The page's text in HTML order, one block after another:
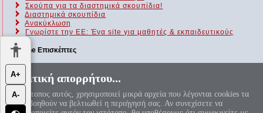
Σκούπα για τα διαστημικά σκουπίδια!
Διαστημικά σκουπίδια
Ανακύκλωση
Γνωρίστε την ΕΕ: Ένα site για μαθητές & εκπαιδευτικούς
Online Επισκέπτες
Αυτήν τη στιγμή επισκέπτονται τον ιστότοπό μας 45 guests και
κανένα μέλος
«Αεί ο Θεός ο Μέγας γεωμετρεί, το κύκλου μήκος ίνα
ορίση διαμέτρω, παρήγαγεν αριθμόν απέραντον, καί όν,
Πολιτική απορρήτου...
Ο ιστότοπος αυτός, χρησιμοποιεί μικρά αρχεία που λέγονται cookies τα
οποία βοηθούν να βελτιωθεί η περιήγησή σας. Αν συνεχίσετε να
Α+
Α-